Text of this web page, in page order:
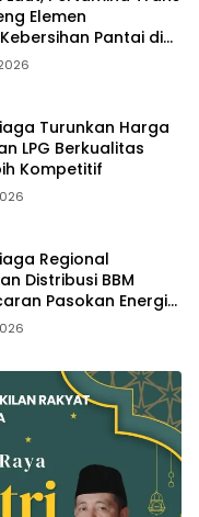
Elemen
Pantai di
Turunkan Harga
LPG Berkualitas
Kompetitif
Regional
Distribusi BBM
Pasokan Energi